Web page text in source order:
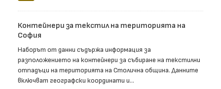
Контейнери за текстил на територията на
София
Наборът от данни съдържа информация за
разположението на контейнери за събиране на текстилни
отпадъци на територията на Столична община. Данните
включват географски координати и...